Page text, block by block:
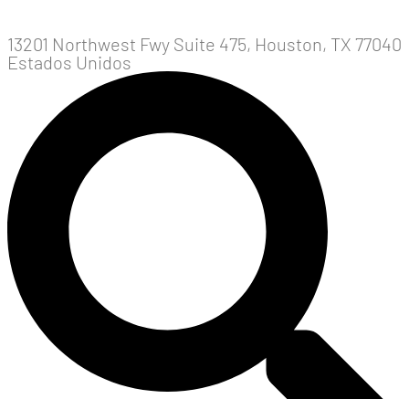
13201 Northwest Fwy Suite 475, Houston, TX 77040
Estados Unidos